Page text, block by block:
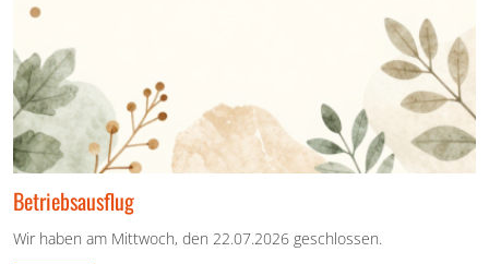
Betriebsausflug
Wir haben am Mittwoch, den 22.07.2026 geschlossen.